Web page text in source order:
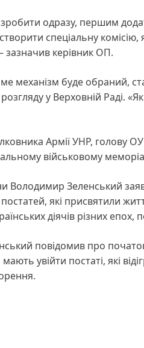
одразу, першим
спеціальну
зазначив керівник ОП.
механізм буде обраний,
у Верховній Раді.
Армії УНР, голову
військовому
Володимир Зеленський
які присвятили
діячів різних
повідомив про
увійти постаті, які